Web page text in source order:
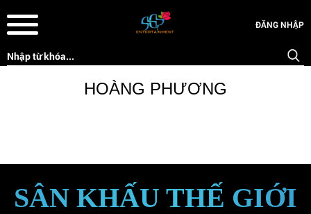
ĐĂNG NHẬP
HOÀNG PHƯƠNG
SÂN KHẤU THẾ GIỚI